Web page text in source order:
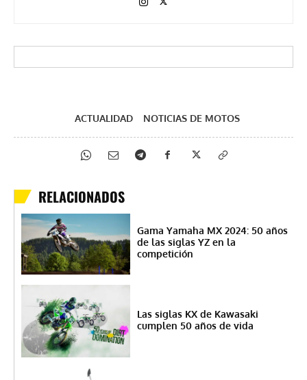
ACTUALIDAD NOTICIAS DE MOTOS
RELACIONADOS
Gama Yamaha MX 2024: 50 años
de las siglas YZ en la
competición
Las siglas KX de Kawasaki
cumplen 50 años de vida